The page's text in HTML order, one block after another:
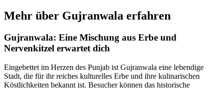
Mehr über Gujranwala erfahren
Gujranwala: Eine Mischung aus Erbe und
Nervenkitzel erwartet dich
Eingebettet im Herzen des Punjab ist Gujranwala eine lebendige
Stadt, die für ihr reiches kulturelles Erbe und ihre kulinarischen
Köstlichkeiten bekannt ist. Besucher können das historische